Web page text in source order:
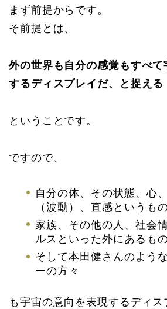
まず前提からです。
そ前提とは、
外の世界も自分の感覚もすべ
するディスプレイだ、
と捉える
ということです。
ですので、
自分の体、その状態、心
（波動）、直感というも
家族、その他の人、社会
ルスといった外にあるも
そして本田健さんのよう
ーの方々
も宇宙の意向を表現するディス